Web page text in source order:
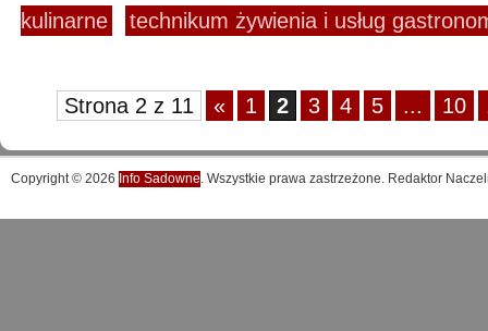
kulinarne technikum żywienia i usług
Strona 2 z 11 « 1 2 3 4 5 ... 10
Copyright © 2026 Info Sadowne. Wszystkie prawa zastrzeżone. Redaktor